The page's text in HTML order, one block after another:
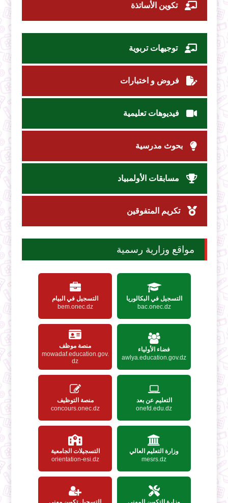
تكوين الأساتذة
توجيهات تربوية
فروض و اختبارات
فيديوهات تعليمية
بحوث مدرسية
مسابقات الأولمبياد
تكريم المتفوقين
مواقع وزارية رسمية
التسجيل في البكالوريا
bac.onec.dz
التسجيل في البيام
bem.onec.dz
فضاء الأولياء
awlya.education.gov.dz
منصة موظف
mowadaf.education.gov.
dz
التعليم عن بعد
onefd.edu.dz
منصة التوظيف
concours.onec.dz
وزارة التعليم العالي
mesrs.dz
التسجيلات الجامعية
orientation-esi.dz